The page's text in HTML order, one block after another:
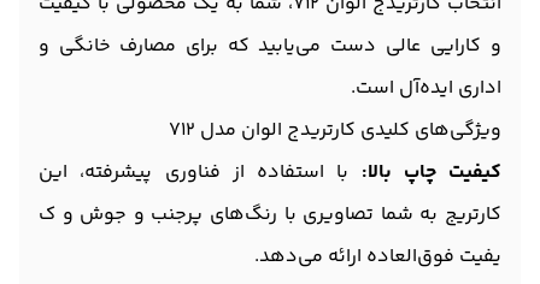
و کارایی عالی دست می‌یابید که برای مصارف خانگی و
اداری ایده‌آل است.
ویژگی‌های کلیدی کارتریدج الوان مدل 712
کیفیت چاپ بالا: با استفاده از فناوری پیشرفته، این
کارتریج به شما تصاویری با رنگ‌های پرجنب و جوش و ک
یفیت فوق‌العاده ارائه می‌دهد.